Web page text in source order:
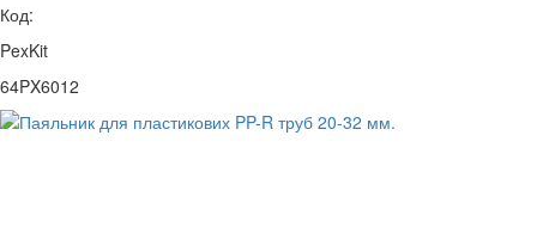
Код:
PexKit
64PX6012